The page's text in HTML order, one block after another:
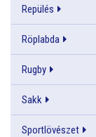
Repülés
Röplabda
Rugby
Sakk
Sportlövészet